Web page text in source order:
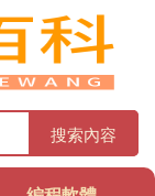
搜索內容